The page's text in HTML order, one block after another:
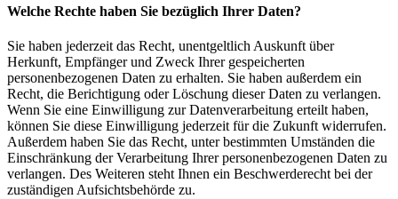
Welche Rechte haben Sie bezüglich Ihrer Daten?
Sie haben jederzeit das Recht, unentgeltlich Auskunft über
Herkunft, Empfänger und Zweck Ihrer gespeicherten
personenbezogenen Daten zu erhalten. Sie haben außerdem ein
Recht, die Berichtigung oder Löschung dieser Daten zu verlangen.
Wenn Sie eine Einwilligung zur Datenverarbeitung erteilt haben,
können Sie diese Einwilligung jederzeit für die Zukunft widerrufen.
Außerdem haben Sie das Recht, unter bestimmten Umständen die
Einschränkung der Verarbeitung Ihrer personenbezogenen Daten zu
verlangen. Des Weiteren steht Ihnen ein Beschwerderecht bei der
zuständigen Aufsichtsbehörde zu.